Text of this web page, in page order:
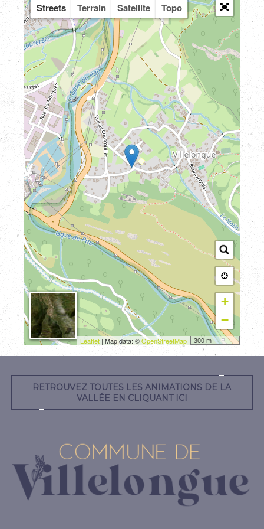
Streets Terrain Satellite Topo
+
−
300 m
Leaflet| Map data: ©OpenStreetMap
RETROUVEZ TOUTES LES ANIMATIONS DE LA
VALLÉE EN CLIQUANT ICI